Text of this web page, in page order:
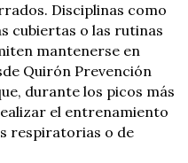
Disciplinas como
cubiertas o las rutinas
mantenerse en
Quirón Prevención
durante los picos más
el entrenamiento
respiratorias o de